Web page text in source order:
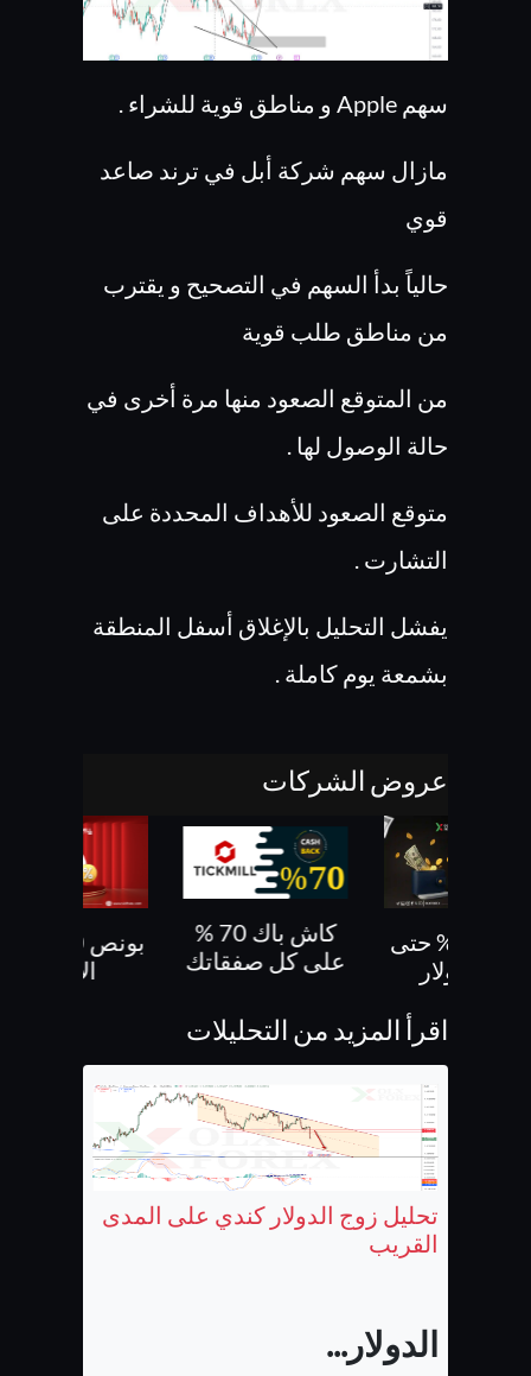
سهم Apple و مناطق قوية للشراء .
مازال سهم شركة أبل في ترند صاعد
قوي
حالياً بدأ السهم في التصحيح و يقترب
من مناطق طلب قوية
من المتوقع الصعود منها مرة أخرى في
حالة الوصول لها .
متوقع الصعود للأهداف المحددة على
التشارت .
يفشل التحليل بالإغلاق أسفل المنطقة
بشمعة يوم كاملة .
عروض الشركات
بونص 30% حتى
كاش باك 70 %
على كل صفقاتك
الايداع
اقرأ المزيد من التحليلات
تحليل زوج الدولار كندي على المدى
القريب
الدولار...